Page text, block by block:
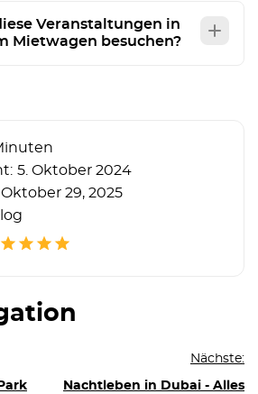
Veranstaltungen in
Mietwagen besuchen?
5. Oktober 2024
Oktober 29, 2025
Nächste:
Nachtleben in Dubai - Alles